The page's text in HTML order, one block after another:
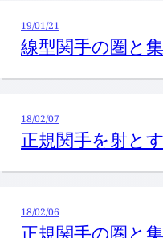
19/01/21
線型関手の圏と
18/02/07
正規関手を射と
18/02/06
正規関手の圏と